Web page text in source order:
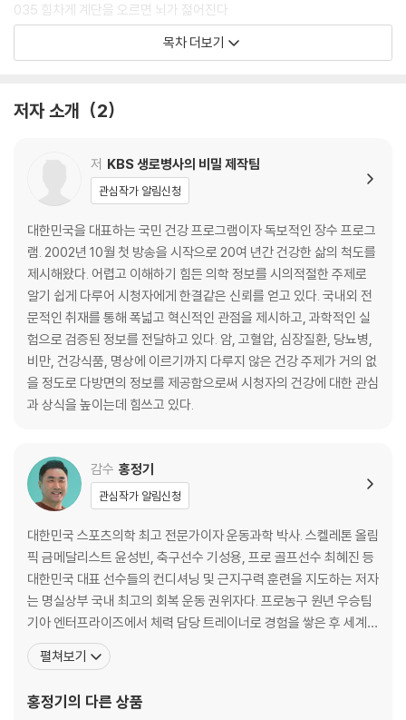
035 힘차게 계단을 오르면 뇌가 젊어진다
2장. 통증과 질병을 이겨내다 : 걷기로 기적을 경험한 사람들
056 걷기는 가장 효과적인 비만 탈출법이다
068 걷기로 신체활동을 늘려 성인병에서 벗어나다
075 걷기 재활치료로 뇌졸중 후유증을 이겨내다
083 보폭을 넓혀 걸으며 파킨슨병과 더불어 살아가다
088 걷기로 암의 두려움에서 벗어나다
3장. 백년 걷기를 위한 지침 : 약이 되는 걷기, 독이 되는 걷기
096 맞춤형 걷기로 약이 되는 걷기를 시작하라
101 약이 되는 바른 걷기 운동 3가지 준비 사항
106 걸을 때 통증을 느낀다면 3가지를 체크하라
114 안짱걸음과 뒤틀린 걸음은 걷기 교정을 하라
121 발 질환자는 이렇게 걸어라(무지외반증, 족저근막염)
125 걷는 뒷모습이 불안정하다면 근육 비대칭을 의심하라
155 무릎 관절 질환은 반드시 전문 치료를 받아라
169 백세까지 걷고 싶다면 체중을 조절하라
4장. 다양한 걷기 운동 : 상황별 걷기 방법과 효과
176 맨발 걷기 : 전신감각을 깨우는 걷기
190 보폭 10cm 넓혀 걷기 : 운동 효과를 두 배로 높이는 걷기
201 하루 4km 걷기 : 하루 최소 운동량을 채우는 걷기
206 계단 오르기 : 체중 감량과 하체 강화에 좋은 걷기
215 등산(오르막 걷기) : 내 몸을 살리거나 망치는 양날의 걷기
230 숲길 걷기 : 명상하며 자연과 더불어 걷기
245 수중 걷기 : 관절 부담을 줄이는 최적의 걷기
목차 더보기
저자 소개 2
저 KBS 생로병사의 비밀 제작팀
관심작가 알림신청
대한민국을 대표하는 국민 건강 프로그램이자 독보적인 장수 프로그
램. 2002년 10월 첫 방송을 시작으로 20여 년간 건강한 삶의 척도를
제시해왔다. 어렵고 이해하기 힘든 의학 정보를 시의적절한 주제로
알기 쉽게 다루어 시청자에게 한결같은 신뢰를 얻고 있다. 국내외 전
문적인 취재를 통해 폭넓고 혁신적인 관점을 제시하고, 과학적인 실
험으로 검증된 정보를 전달하고 있다. 암, 고혈압, 심장질환, 당뇨병,
비만, 건강식품, 명상에 이르기까지 다루지 않은 건강 주제가 거의 없
을 정도로 다방면의 정보를 제공함으로써 시청자의 건강에 대한 관심
과 상식을 높이는데 힘쓰고 있다.
감수 홍정기
관심작가 알림신청
대한민국 스포츠의학 최고 전문가이자 운동과학 박사. 스켈레톤 올림
픽 금메달리스트 윤성빈, 축구선수 기성용, 프로 골프선수 최혜진 등
대한민국 대표 선수들의 컨디셔닝 및 근지구력 훈련을 지도하는 저자
는 명실상부 국내 최고의 회복 운동 권위자다. 프로농구 원년 우승팀
기아 엔터프라이즈에서 체력 담당 트레이너로 경험을 쌓은 후 세계
최고 수준의 스포츠과학을 자랑하는 미국 오리건주립대에서 운동과
학 박사 과정을 마쳤다. 미국 윌라멧주립대학의 유일한 한인 교수로
큼 두드러지는 행보를 이어왔다. 현재 차의과대학교 대학원 원장이자
펼쳐보기
홍정기 의 다른 상품